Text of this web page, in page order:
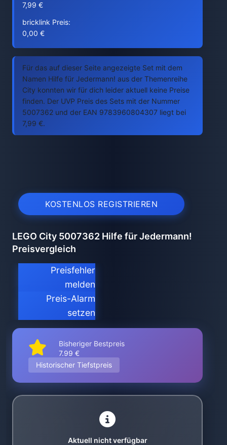
7,99 €
bricklink Preis:
0,00 €
Für das auf dieser Seite angezeigte Set mit dem
Namen Hilfe für Jedermann! aus der Themenreihe
City konnten wir für dich leider aktuell keine Preise
finden. Der UVP Preis des Sets mit der Nummer
5007362 und der EAN 9783960804307 liegt bei
7,99 €.
KOSTENLOS REGISTRIEREN
LEGO City 5007362 Hilfe für Jedermann!
Preisvergleich
Preisfehler
melden
Preis-Alarm
setzen
Bisheriger Bestpreis
7.99 €
Historischer Tiefstpreis
Aktuell nicht verfügbar